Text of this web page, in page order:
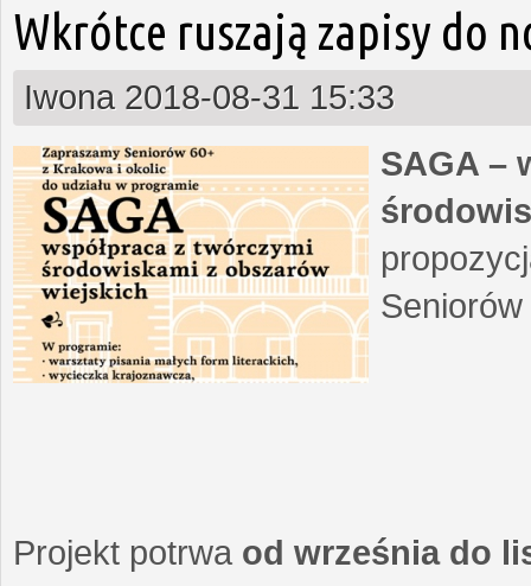
Wkrótce ruszają zapisy do
Iwona 2018-08-31 15:33
SAGA –
Projekt potrwa od września do